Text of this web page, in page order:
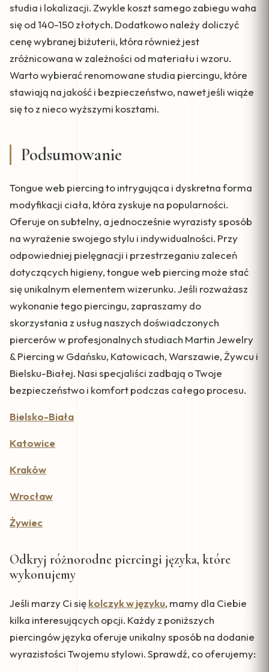
studia i lokalizacji. Zwykle koszt samego zabiegu waha
się od 140-150 złotych. Dodatkowo należy doliczyć
cenę wybranej biżuterii, która również jest
zróżnicowana w zależności od materiału i wzoru.
Warto wybierać renomowane studia piercingu, które
stawiają na jakość i bezpieczeństwo, nawet jeśli wiąże
się to z nieco wyższymi kosztami.
Podsumowanie
Tongue web piercing to intrygująca i dyskretna forma
modyfikacji ciała, która zyskuje na popularności.
Oferuje on subtelny, a jednocześnie wyrazisty sposób
na wyrażenie swojego stylu i indywidualności. Przy
odpowiedniej pielęgnacji i przestrzeganiu zaleceń
dotyczących higieny, tongue web piercing może stać
się unikalnym elementem wizerunku. Jeśli rozważasz
wykonanie tego piercingu, zapraszamy do
skorzystania z usług naszych doświadczonych
piercerów w profesjonalnych studiach Martin Jewelry
& Piercing w Gdańsku, Katowicach, Warszawie, Żywcu i
Bielsku-Białej. Nasi specjaliści zadbają o Twoje
bezpieczeństwo i komfort podczas całego procesu.
Bielsko-Biała
Katowice
Kraków
Wrocław
Żywiec
Odkryj różnorodne piercingi języka, które
wykonujemy
Jeśli marzy Ci siękolczyk w języku, mamy dla Ciebie
kilka interesujących opcji. Każdy z poniższych
piercingów języka oferuje unikalny sposób na dodanie
wyrazistości Twojemu stylowi. Sprawdź, co oferujemy: